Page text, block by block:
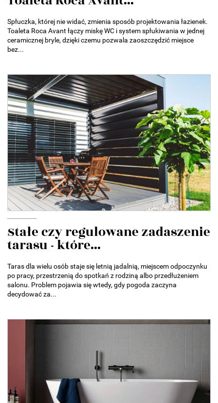
Spłuczka, której nie widać, zmienia sposób projektowania łazienek.
Toaleta Roca Avant łączy miskę WC i system spłukiwania w jednej
ceramicznej bryle, dzięki czemu pozwala zaoszczędzić miejsce
bez...
Stałe czy regulowane zadaszenie
tarasu - które...
Taras dla wielu osób staje się letnią jadalnią, miejscem odpoczynku
po pracy, przestrzenią do spotkań z rodziną albo przedłużeniem
salonu. Problem pojawia się wtedy, gdy pogoda zaczyna
decydować za...